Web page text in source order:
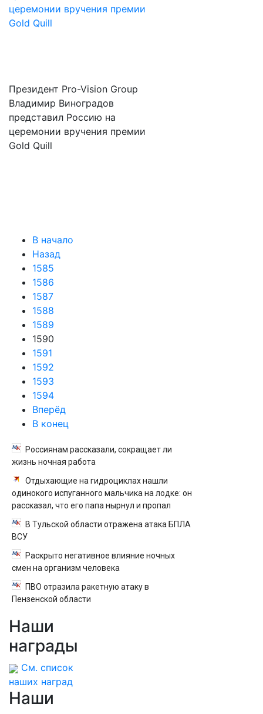
Президент Pro-Vision Group
Владимир Виноградов
представил Россию на
церемонии вручения премии
Gold Quill
В начало
Назад
1585
1586
1587
1588
1589
1590
1591
1592
1593
1594
Вперёд
В конец
Россиянам рассказали, сокращает ли
жизнь ночная работа
Отдыхающие на гидроциклах нашли
одинокого испуганного мальчика на лодке: он
рассказал, что его папа нырнул и пропал
В Тульской области отражена атака БПЛА
ВСУ
Раскрыто негативное влияние ночных
смен на организм человека
ПВО отразила ракетную атаку в
Пензенской области
Наши
награды
См. список
наших наград
Наши